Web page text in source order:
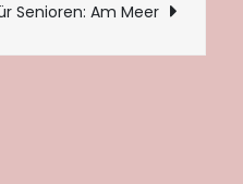
Senioren: Am Meer